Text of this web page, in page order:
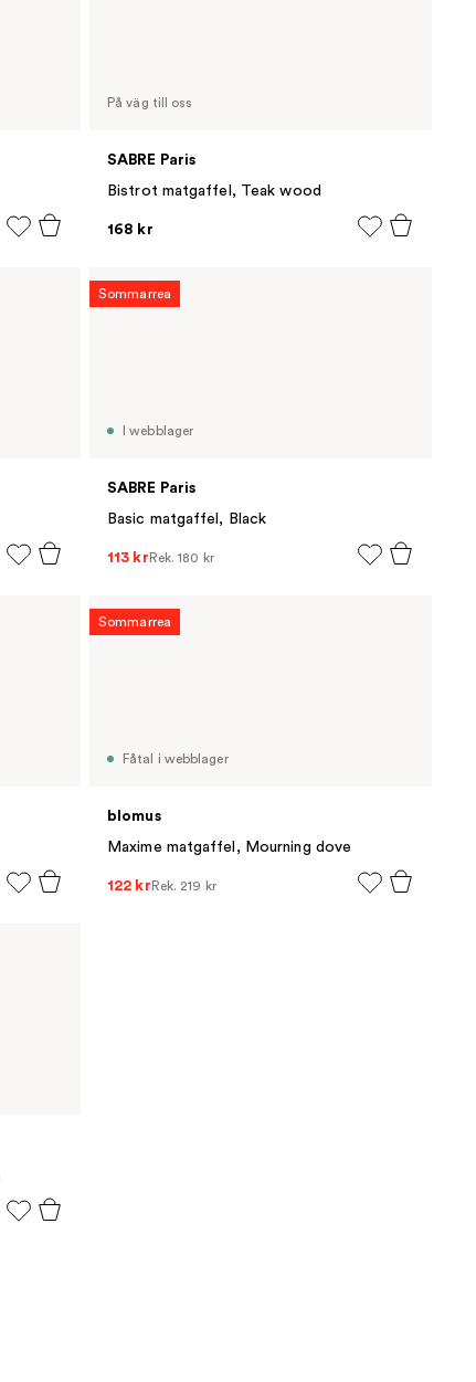
På väg till oss
SABRE Paris
Bistrot matgaffel, Teak wood
168 kr
I webblager
SABRE Paris
Basic matgaffel, Black
113 kr Rek.180 kr
Sommarrea
Fåtal i webblager
blomus
Maxime matgaffel, Mourning dove
122 kr Rek. 219 kr
Sommarrea